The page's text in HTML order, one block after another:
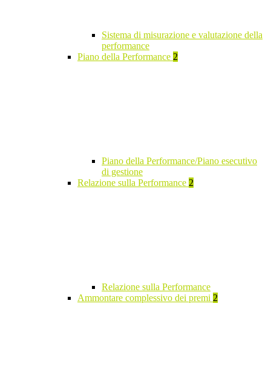
Sistema di misurazione e valutazione della
performance
Piano della Performance 2
Piano della Performance/Piano esecutivo
di gestione
Relazione sulla Performance 2
Relazione sulla Performance
Ammontare complessivo dei premi 2